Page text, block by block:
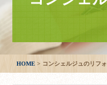
HOME コンシェルジュのリフ